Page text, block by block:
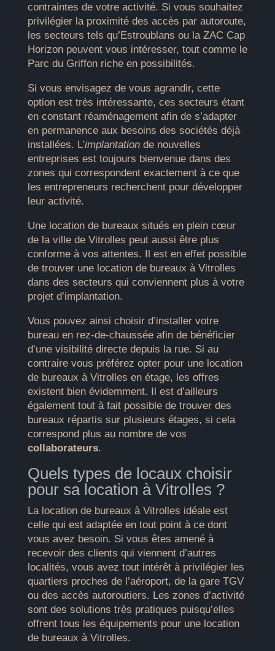
contraintes de votre activité. Si vous souhaitez
privilégier la proximité des accès par autoroute,
les secteurs tels qu’Estroublans ou la ZAC Cap
Horizon peuvent vous intéresser, tout comme le
Parc du Griffon riche en possibilités.
Si vous envisagez de vous agrandir, cette
option est très intéressante, ces secteurs étant
en constant réaménagement afin de s’adapter
en permanence aux besoins des sociétés déjà
installées. L’implantationde nouvelles
entreprises est toujours bienvenue dans des
zones qui correspondent exactement à ce que
les entrepreneurs recherchent pour développer
leur activité.
Une location de bureaux situés en plein cœur
de la ville de Vitrolles peut aussi être plus
conforme à vos attentes. Il est en effet possible
de trouver une location de bureaux à Vitrolles
dans des secteurs qui conviennent plus à votre
projet d’implantation.
Vous pouvez ainsi choisir d’installer votre
bureau en rez-de-chaussée afin de bénéficier
d’une visibilité directe depuis la rue. Si au
contraire vous préférez opter pour une location
de bureaux à Vitrolles en étage, les offres
existent bien évidemment. Il est d’ailleurs
également tout à fait possible de trouver des
bureaux répartis sur plusieurs étages, si cela
correspond plus au nombre de vos
collaborateurs.
Quels types de locaux choisir
pour sa location à Vitrolles ?
La location de bureaux à Vitrolles idéale est
celle qui est adaptée en tout point à ce dont
vous avez besoin. Si vous êtes amené à
recevoir des clients qui viennent d’autres
localités, vous avez tout intérêt à privilégier les
quartiers proches de l’aéroport, de la gare TGV
ou des accès autoroutiers. Les zones d’activité
sont des solutions très pratiques puisqu’elles
offrent tous les équipements pour une location
de bureaux à Vitrolles.